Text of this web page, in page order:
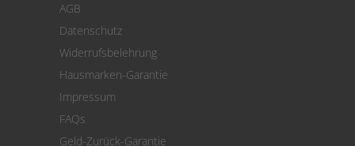
Cookie Einstellungen
AGB
Datenschutz
Widerrufsbelehrung
Hausmarken-Garantie
Impressum
FAQs
Geld-Zurück-Garantie